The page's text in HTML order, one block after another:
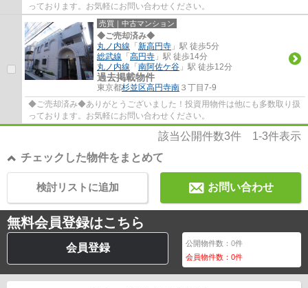
っております。お気軽にお問い合わせください。
売買｜中古マンション
◆ご売却済み◆
丸ノ内線 「新高円寺 」駅 徒歩5分
総武線 「高円寺 」駅 徒歩14分
丸ノ内線 「南阿佐ケ谷 」駅 徒歩12分
過去掲載物件
東京都杉並区高円寺南 ３丁目7-9
◆ご売却済み◆ありがとうございました！投資用物件は他にも多数取り扱
っております。お気軽にお問い合わせください。
該当公開件数3件 1-3件表示
チェックした物件をまとめて
お問い合わせ
検討リストに追加
無料会員登録はこちら
会員登録 公開物件数：0件
会員物件数：0件